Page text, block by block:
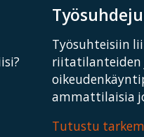
Työsuhteisiin
riitatilanteiden
ammattilaisia
Tutustu